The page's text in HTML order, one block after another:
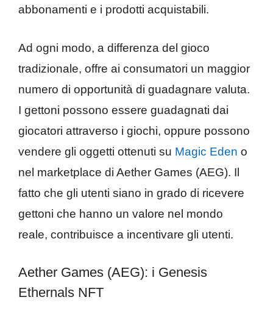
abbonamenti e i prodotti acquistabili.
Ad ogni modo, a differenza del gioco
tradizionale, offre ai consumatori un maggior
numero di opportunità di guadagnare valuta.
I gettoni possono essere guadagnati dai
giocatori attraverso i giochi, oppure possono
vendere gli oggetti ottenuti su Magic Eden o
nel marketplace di Aether Games (AEG). Il
fatto che gli utenti siano in grado di ricevere
gettoni che hanno un valore nel mondo
reale, contribuisce a incentivare gli utenti.
Aether Games (AEG): i Genesis
Ethernals NFT